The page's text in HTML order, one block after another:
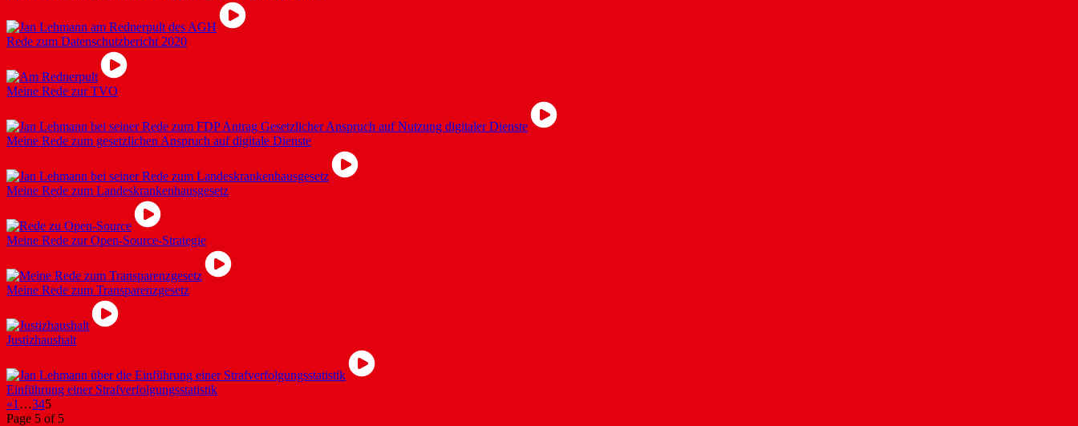
Rede zum Datenschutzbericht 2020
Meine Rede zur TVO
Meine Rede zum gesetzlichen Anspruch auf digitale Dienste
Meine Rede zum Landeskrankenhausgesetz
Meine Rede zur Open-Source-Strategie
Meine Rede zum Transparenzgesetz
Justizhaushalt
Einführung einer Strafverfolgungsstatistik
«1 …345
Page 5 of 5